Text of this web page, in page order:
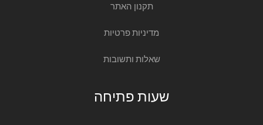
תקנון האתר
מדיניות פרטיות
שאלות ותשובות
שעות פתיחה